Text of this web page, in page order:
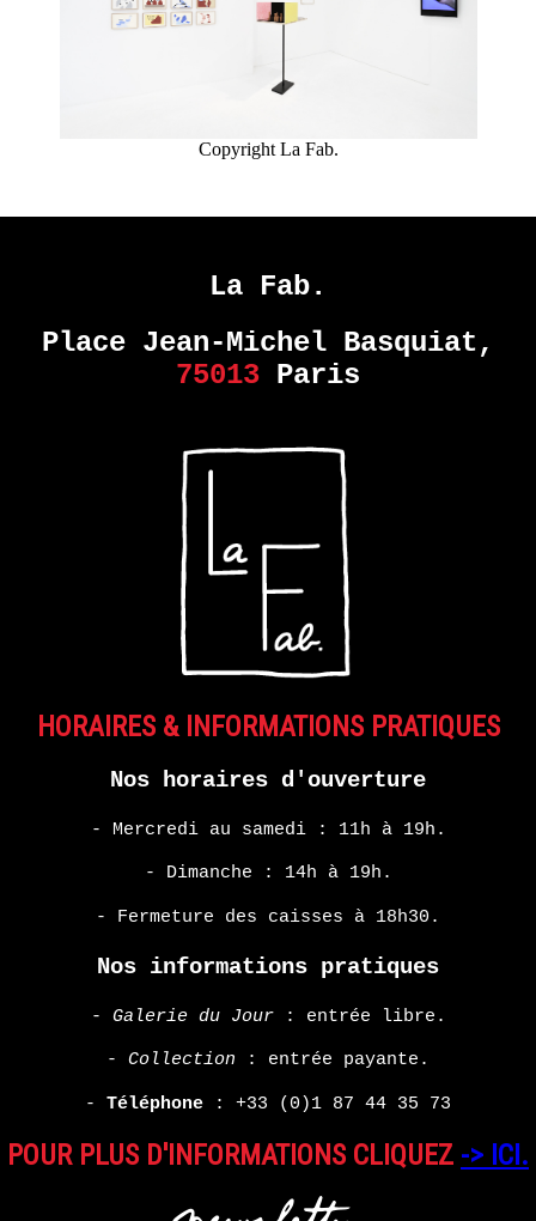
Copyright La Fab.
La Fab.
Place Jean-Michel Basquiat,
75013 Paris
HORAIRES & INFORMATIONS PRATIQUES
Nos horaires d'ouverture
- Mercredi au samedi : 11h à 19h.
- Dimanche : 14h à 19h.
- Fermeture des caisses à 18h30.
Nos informations pratiques
- Galerie du Jour: entrée libre.
- Collection : entrée payante.
- Téléphone : +33 (0)1 87 44 35 73
POUR PLUS D'INFORMATIONS CLIQUEZ -> ICI.